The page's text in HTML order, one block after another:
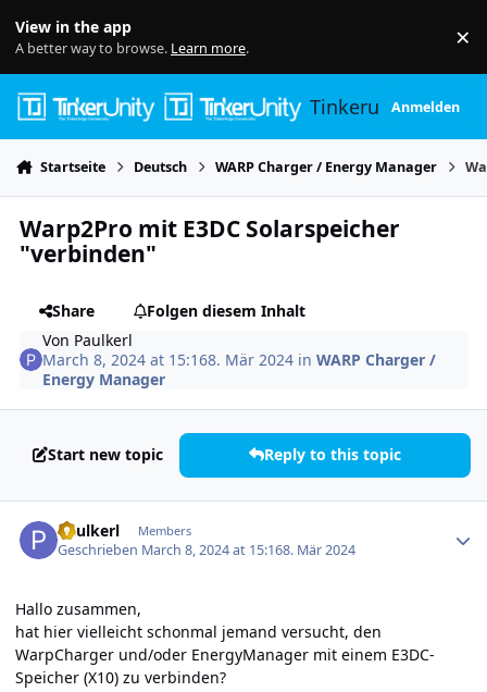
View in the app
A better way to browse. Learn more. ×
TinkerunityAnmelden
Startseite Deutsch WARP Charger / Energy Manager
Warp2Pro mit E3DC Solarspeicher
"verbinden"
Share
Folgen diesem Inhalt
Von Paulkerl
March 8, 2024 at 15:168. Mär 2024 inWARP Charger /
Energy Manager
Start new topic Reply to this topic
Paulkerl Members
Geschrieben March 8, 2024 at 15:168. Mär 2024
Hallo zusammen,
hat hier vielleicht schonmal jemand versucht, den
WarpCharger und/oder EnergyManager mit einem E3DC-
Speicher (X10) zu verbinden?